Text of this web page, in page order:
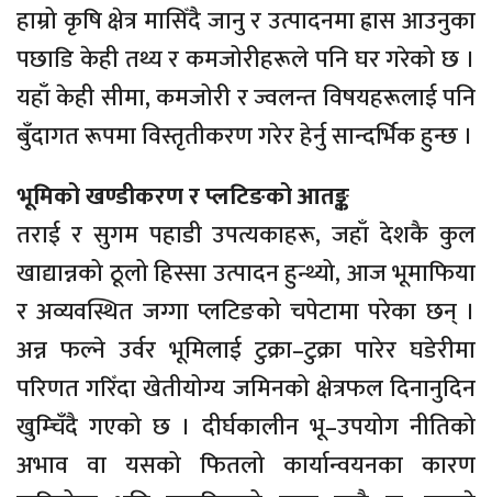
हाम्रो कृषि क्षेत्र मासिँदै जानु र उत्पादनमा ह्रास आउनुका
पछाडि केही तथ्य र कमजोरीहरूले पनि घर गरेको छ ।
यहाँ केही सीमा, कमजोरी र ज्वलन्त विषयहरूलाई पनि
बुँदागत रूपमा विस्तृतीकरण गरेर हेर्नु सान्दर्भिक हुन्छ ।
भूमिको खण्डीकरण र प्लटिङको आतङ्क
तराई र सुगम पहाडी उपत्यकाहरू, जहाँ देशकै कुल
खाद्यान्नको ठूलो हिस्सा उत्पादन हुन्थ्यो, आज भूमाफिया
र अव्यवस्थित जग्गा प्लटिङको चपेटामा परेका छन् ।
अन्न फल्ने उर्वर भूमिलाई टुक्रा–टुक्रा पारेर घडेरीमा
परिणत गरिँदा खेतीयोग्य जमिनको क्षेत्रफल दिनानुदिन
खुम्चिँदै गएको छ । दीर्घकालीन भू–उपयोग नीतिको
अभाव वा यसको फितलो कार्यान्वयनका कारण